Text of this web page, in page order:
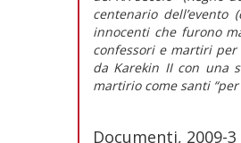
centenario
innocenti che furono
confessori e martiri
da Karekin II con una
martirio come santi
Documenti, 2009-3